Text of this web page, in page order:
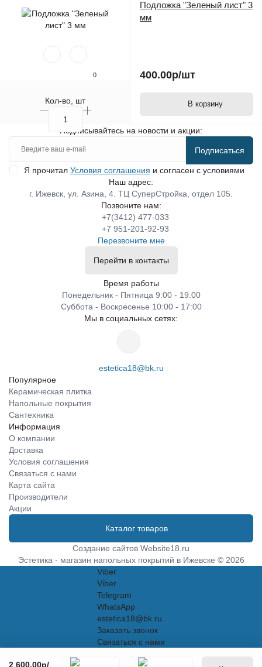
2 600.00р/
0
Кол-во, шт
Подложка "Зеленый лист" 3
мм
400.00р/шт
В корзину
Подписывайтесь на новости и акции:
Подписаться
Я прочитал Условия соглашения и согласен с условиями
Наш адрес:
г. Ижевск, ул. Азина, 4. ТЦ СуперСтройка, отдел 105.
Позвоните нам:
+7(3412) 477-033
+7 951-201-92-93
Перезвоните мне
Перейти в контакты
Время работы
Понедельник - Пятница 9:00 - 19:00
Суббота - Воскресенье 10:00 - 17:00
Мы в социальных сетях:
estetica18@bk.ru
Популярное
Керамическая плитка
Напольные покрытия
Сантехника
Информация
О компании
Доставка
Условия соглашения
Связаться с нами
Карта сайта
Производители
Акции
Каталог товаров
Создание сайтов Website18.ru
Эстетика - магазин напольных покрытий в Ижевске © 2026
Viber
Viber
Telegram
WhatsApp
estetica18@bk.ru
Заказать звонок
Связаться с нами